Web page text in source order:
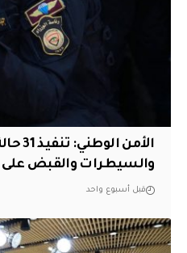
الأمن
والسيطرات والقبض على 29 مطلوباً
قبل أسبوع واحد